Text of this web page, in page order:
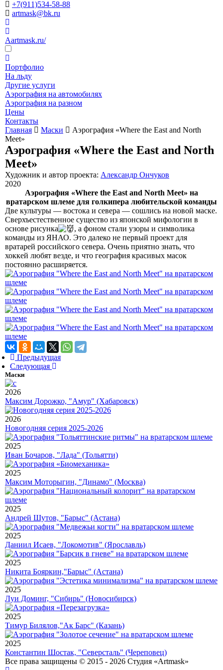
+7(911)534-58-88
artmask@bk.ru
Aartmask.ru/
Портфолио
На льду
Другие услуги
Аэрография на автомобилях
Аэрография на разном
Цены
Контакты
Главная
Маски
Аэрография «Where the East and North
Meet»
Аэрография «Where the East and North
Meet»
Художник и автор проекта: Александр Ончуков
2020
Аэрография «Where the East and North Meet» на
вратарском шлеме для голкипера любительской команды
Две культуры — востока и севера — сошлись на новой маске.
Сверхъестественное существо из японской мифологии в
основе рисунка
, а фоном стали узоры и символика
команды из ЯНАО. Это далеко не первый проект для
вратарей российского севера. Очень приятно знать, что
хоккей любят везде, и что география красивых масок
постоянно расширяется.
Предыдущая
Следующая
Маски
2026
Максим Дорожко, "Амур" (Хабаровск)
2026
Новогодняя серия 2025-2026
2025
Иван Бочаров, "Лада" (Тольятти)
2025
Максим Моторыгин, "Динамо" (Москва)
2025
Андрей Шутов, "Барыс" (Астана)
2025
Даниил Исаев, "Локомотив" (Ярославль)
2025
Никита Бояркин,"Барыс" (Астана)
2025
Луи Доминг, "Сибирь" (Новосибирск)
2025
Тимур Билялов,"Ак Барс" (Казань)
2025
Константин Шостак, "Северсталь" (Череповец)
Все права защищены © 2015 - 2026 Студия «Artmask»